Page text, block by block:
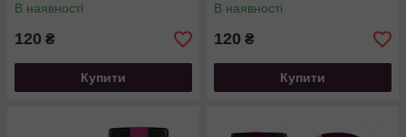
В наявності
120 ₴
Купити
В наявності
120 ₴
Купити